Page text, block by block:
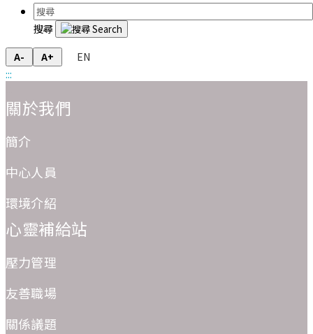
搜尋
A- A+
EN
:::
關於我們
簡介
中心人員
環境介紹
心靈補給站
壓力管理
友善職場
關係議題